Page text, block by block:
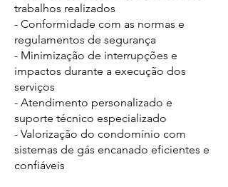
trabalhos realizados
- Conformidade com as normas e
regulamentos de segurança
- Minimização de interrupções e
impactos durante a execução dos
serviços
- Atendimento personalizado e
suporte técnico especializado
- Valorização do condomínio com
sistemas de gás encanado eficientes e
confiáveis